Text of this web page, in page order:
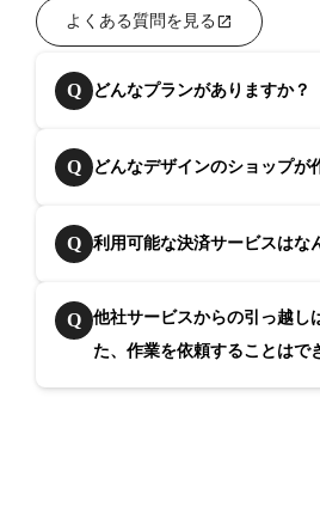
よくある質問を見る
Q どんなプランがありますか？
Q どんなデザインのショップが
Q 利用可能な決済サービスはな
Q
他社サービスからの引っ越し
た、作業を依頼することはで